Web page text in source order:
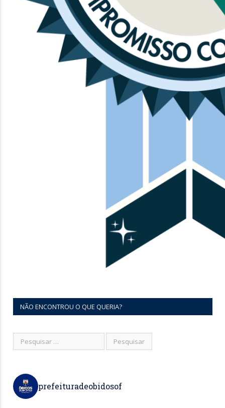
NÃO ENCONTROU O QUE QUERIA?
prefeituradeobidosof